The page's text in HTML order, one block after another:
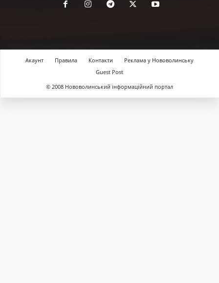
Акаунт Правила Контакти
Реклама у Нововолинську
Guest Post
© 2008 Нововолинський інформаційний портал